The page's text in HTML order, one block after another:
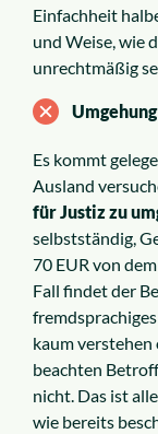
Einfachheit
und Weise, wie
unrechtmäßig
Es kommt
Ausland
für Justiz zu
selbstständig,
70 EUR von
Fall findet der
kaum verstehen
beachten
nicht. Das ist
wie bereits